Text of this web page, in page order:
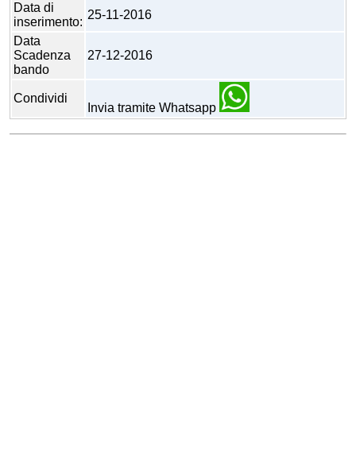
Data di
inserimento:
25-11-2016
Data
Scadenza
bando
27-12-2016
Condividi
Invia tramite Whatsapp